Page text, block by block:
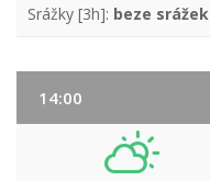
Srážky [3h]: beze srážek
14:00